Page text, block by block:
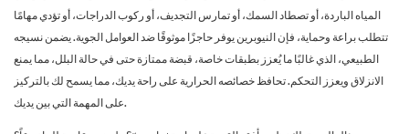
المياه الباردة، أو تصطاد السمك، أو تمارس التجديف، أو ركوب الدراجات، أو تؤدي مهامًا
تتطلب براعة وحماية، فإن النيوبرين يوفر حاجزًا موثوقًا ضد العوامل الجوية. يضمن نسيجه
الطبيعي، الذي غالبًا ما يُعزز بطبقات خاصة، قبضة ممتازة حتى في حالة البلل، مما يمنع
الانزلاق ويعزز التحكم. تحافظ خصائصه الحرارية على راحة يديك، مما يسمح لك بالتركيز
على المهمة التي بين يديك.